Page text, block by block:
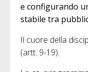
e configurando
stabile tra
Il cuore della
(artt. 9-19).